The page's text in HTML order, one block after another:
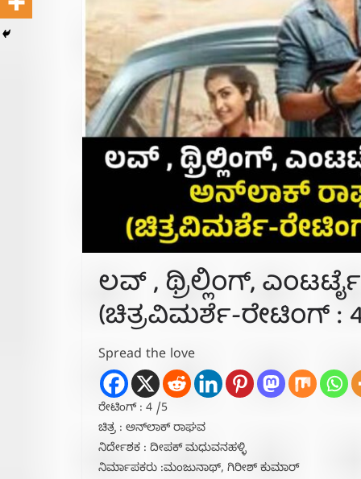
ಲವ್ , ಥ್ರಿಲ್ಲಿಂಗ್,
(ಚಿತ್ರವಿಮರ್ಶೆ-ರೇಟಿಂಗ್ :
Spread the love
ರೇಟಿಂಗ್ : 4 /5
ಚಿತ್ರ : ಅನ್‌ಲಾಕ್ ರಾಘವ
ನಿರ್ದೇಶಕ : ದೀಪಕ್ ಮಧುವನಹಳ್ಳಿ
ನಿರ್ಮಾಪಕರು :ಮಂಜುನಾಥ್, ಗಿರೀಶ್ ಕುಮಾರ್